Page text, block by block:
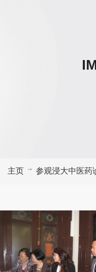
主页 参观浸大中医药